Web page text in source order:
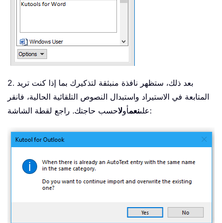
2. بعد ذلك، ستظهر نافذة منبثقة لتذكيرك بما إذا كنت تريد
المتابعة في الاستيراد واستبدال النصوص التلقائية الحالية، فانقر
علىنعمأولا حسب حاجتك. راجع لقطة الشاشة: